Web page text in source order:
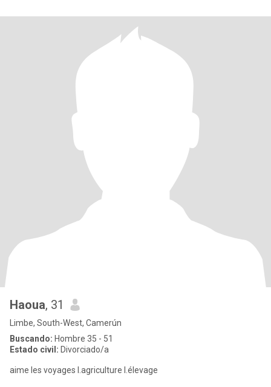
Haoua, 31
Limbe, South-West, Camerún
Buscando: Hombre 35 - 51
Estado civil: Divorciado/a
aime les voyages l.agriculture l.élevage